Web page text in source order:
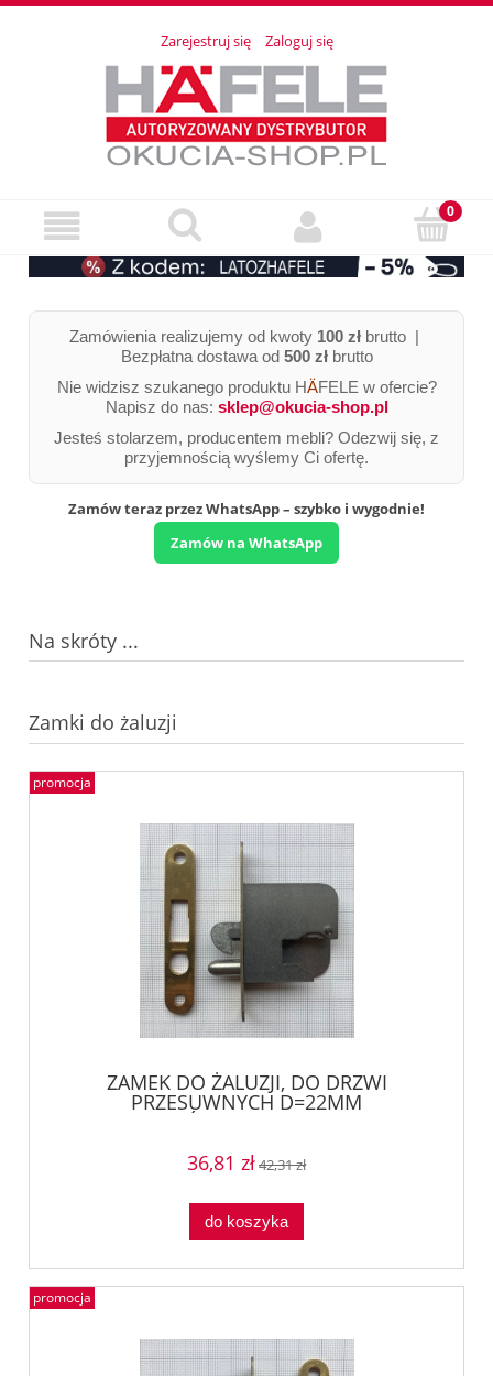
Zarejestruj się Zaloguj się
Zamówienia realizujemy od kwoty 100 zł brutto |
Bezpłatna dostawa od 500 złbrutto
Nie widzisz szukanego produktu HÄFELE w ofercie?
Napisz do nas: sklep@okucia-shop.pl
Jesteś stolarzem, producentem mebli? Odezwij się, z
przyjemnością wyślemy Ci ofertę.
Zamów teraz przez WhatsApp – szybko i wygodnie!
Zamów na WhatsApp
Na skróty ...
Zamki do żaluzji
ZAMEK DO ŻALUZJI, DO DRZWI
PRZESUWNYCH D=22MM
PRAWY/GÓRNY Häfele 23037201
36,81 zł42,31 zł
do koszyka
promocja
promocja